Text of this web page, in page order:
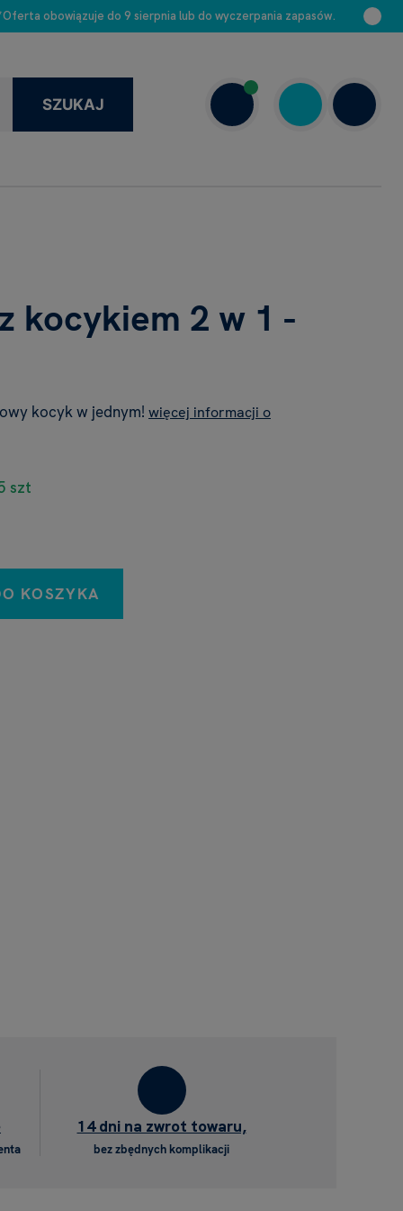
obowiązuje do 9 sierpnia lub do wyczerpania zapasów.
SZUKAJ
kocykiem 2 w 1 -
kocyk w jednym! więcej informacji o
szt
KOSZYKA
14 dni na zwrot towaru,
bez zbędnych komplikacji